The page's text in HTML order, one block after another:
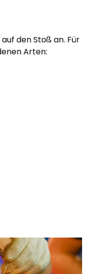
den Stoß an. Für
Arten: